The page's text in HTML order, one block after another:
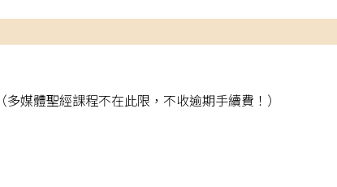
媒體聖經課程不在此限，不收逾期手續費！）